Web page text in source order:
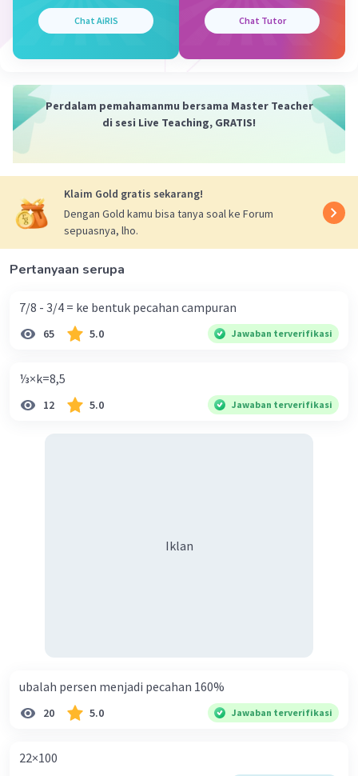
Chat AiRIS Chat Tutor
Perdalam pemahamanmu bersama Master Teacher
di sesi Live Teaching, GRATIS!
Klaim Gold gratis sekarang!
Dengan Gold kamu bisa tanya soal ke Forum
sepuasnya, lho.
Pertanyaan serupa
7/8 - 3/4 = ke bentuk pecahan campuran
65 5.0 Jawaban terverifikasi
⅓×k=8,5
12 5.0 Jawaban terverifikasi
Iklan
ubalah persen menjadi pecahan 160%
20 5.0 Jawaban terverifikasi
22×100